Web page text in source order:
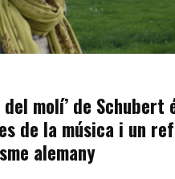
del molí’ de Schubert
de la música i un
alemany